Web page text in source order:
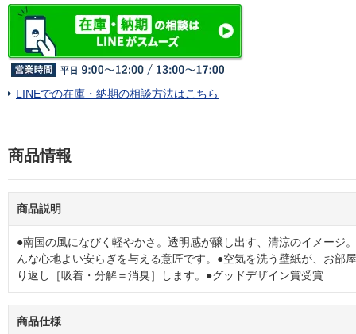
LINEでの在庫・納期の相談方法はこちら
商品情報
商品説明
●南国の風になびく軽やかさ。透明感が醸し出す、清涼のイメージ
んな心地よい安らぎを与える意匠です。●空気を洗う壁紙が、お部
り返し［吸着・分解＝消臭］します。●グッドデザイン賞受賞
商品仕様